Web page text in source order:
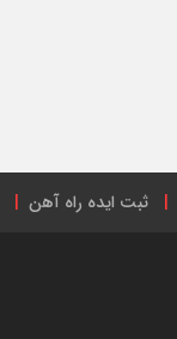
ثبت ایده راه آهن